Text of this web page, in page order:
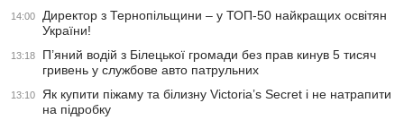
14:00
Директор з Тернопільщини – у ТОП-50 найкращих освітян
України!
13:18
П’яний водій з Білецької громади без прав кинув 5 тисяч
гривень у службове авто патрульних
13:10
Як купити піжаму та білизну Victoria’s Secret і не натрапити
на підробку